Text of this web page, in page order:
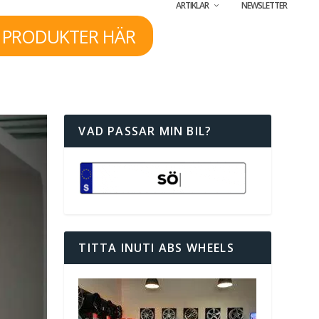
HÄR
ARTIKLAR NEWSLETTER
VAD PASSAR MIN BIL?
TITTA INUTI ABS WHEELS